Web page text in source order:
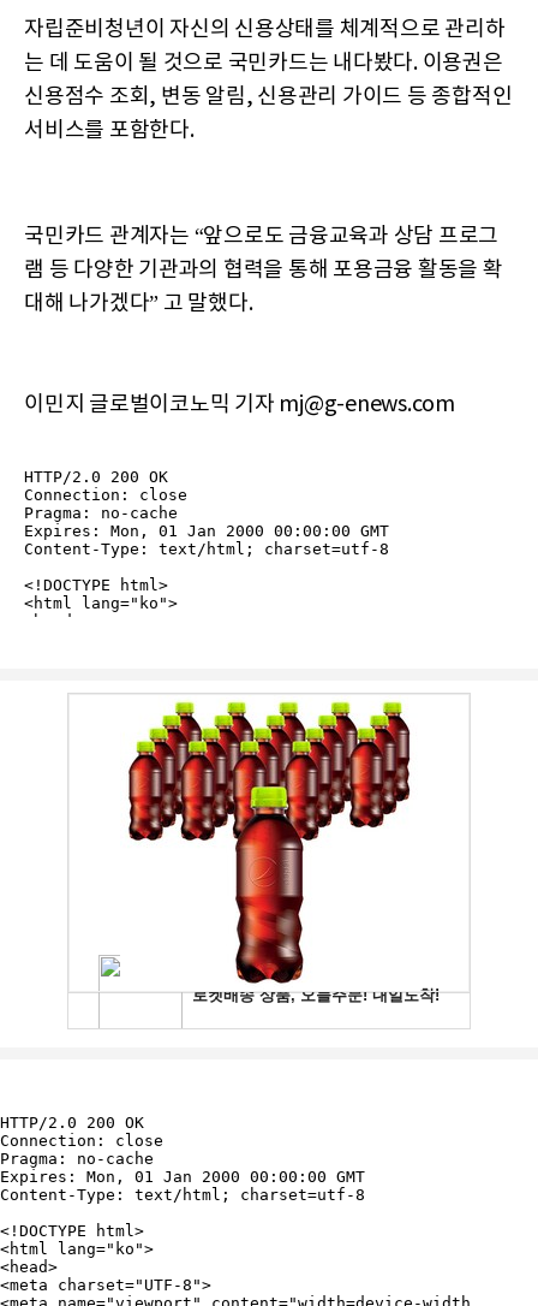
자립준비청년이 자신의 신용상태를 체계적으로 관리하
는 데 도움이 될 것으로 국민카드는 내다봤다. 이용권은
신용점수 조회, 변동 알림, 신용관리 가이드 등 종합적인
서비스를 포함한다.
국민카드 관계자는 “앞으로도 금융교육과 상담 프로그
램 등 다양한 기관과의 협력을 통해 포용금융 활동을 확
대해 나가겠다” 고 말했다.
이민지 글로벌이코노믹 기자 mj@g-enews.com